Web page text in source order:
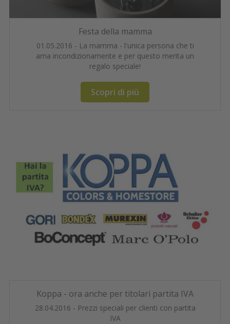
Festa della mamma
01.05.2016 - La mamma - l'unica persona che ti
ama incondizionamente e per questo merita un
regalo speciale!
Scopri di più
Koppa - ora anche per titolari partita IVA
28.04.2016 - Prezzi speciali per clienti con partita
IVA